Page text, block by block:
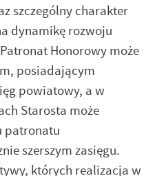
szczególny charakter
dynamikę rozwoju
Honorowy może
posiadającym
powiatowy, a w
Starosta może
patronatu
szerszym zasięgu.
których realizacja w